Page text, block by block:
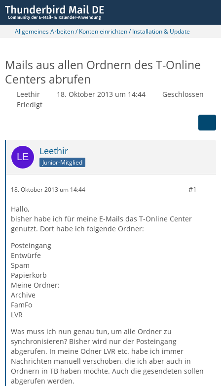
Allgemeines Arbeiten / Konten einrichten / Installation & Update
Mails aus allen Ordnern des T-Online
Centers abrufen
Leethir 18. Oktober 2013 um 14:44
Geschlossen
Erledigt
Leethir
Junior-Mitglied
18. Oktober 2013 um 14:44 #1
Hallo,
bisher habe ich für meine E-Mails das T-Online Center
genutzt. Dort habe ich folgende Ordner:
Posteingang
Entwürfe
Spam
Papierkorb
Meine Ordner:
Archive
FamFo
LVR
Was muss ich nun genau tun, um alle Ordner zu
synchronisieren? Bisher wird nur der Posteingang
abgerufen. In meine Odner LVR etc. habe ich immer
Nachrichten manuell verschoben, die ich aber auch in
Ordnern in TB haben möchte. Auch die gesendeten sollen
abgerufen werden.